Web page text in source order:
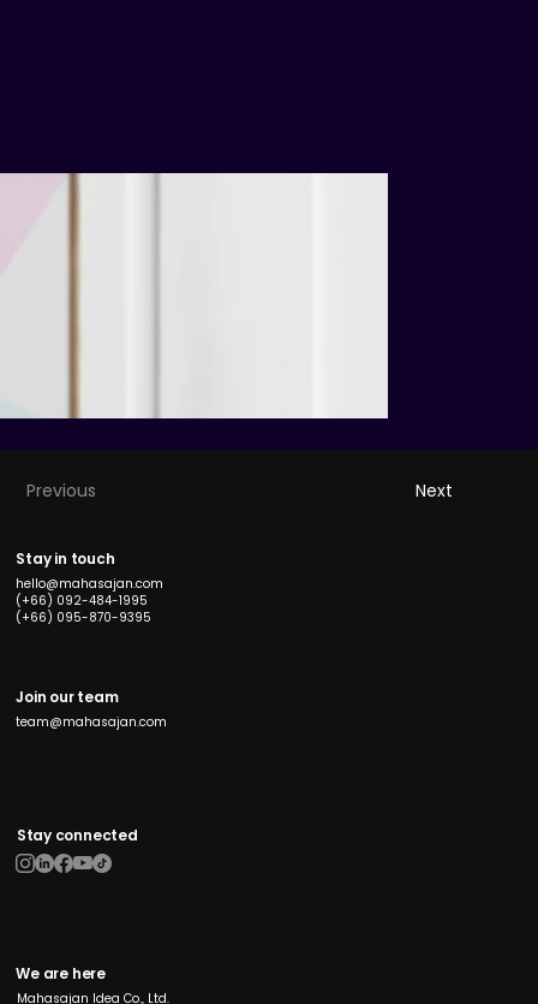
Previous Next
We are here
Mahasajan Idea Co., Ltd.
Stay connected
Join our team
team@mahasajan.com
Stay in touch
hello@mahasajan.com
(+66) 092-484-1995
(+66) 095-870-9395